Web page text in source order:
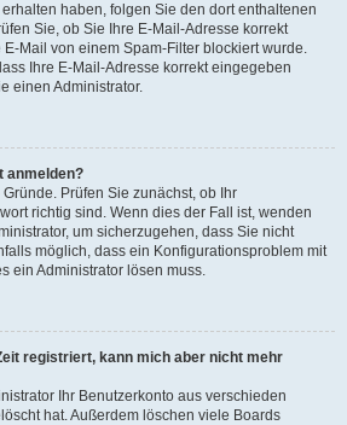
haben, folgen Sie den dort enthaltenen
Sie, ob Sie Ihre E-Mail-Adresse korrekt
Mail von einem Spam-Filter blockiert wurde.
Ihre E-Mail-Adresse korrekt eingegeben
einen Administrator.
anmelden?
Prüfen Sie zunächst, ob Ihr
richtig sind. Wenn dies der Fall ist, wenden
um sicherzugehen, dass Sie nicht
möglich, dass ein Konfigurationsproblem mit
ein Administrator lösen muss.
registriert, kann mich aber nicht mehr
Ihr Benutzerkonto aus verschieden
hat. Außerdem löschen viele Boards